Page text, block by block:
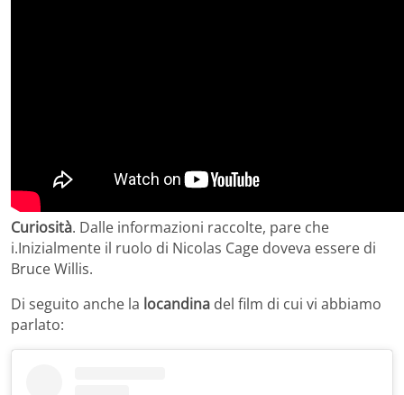
Curiosità. Dalle informazioni raccolte, pare che
i.Inizialmente il ruolo di Nicolas Cage doveva essere di
Bruce Willis.
Di seguito anche la locandina del film di cui vi abbiamo
parlato: